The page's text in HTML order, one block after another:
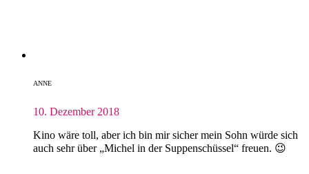
ANNE
10. Dezember 2018
Kino wäre toll, aber ich bin mir sicher mein Sohn würde sich
auch sehr über „Michel in der Suppenschüssel“ freuen. 😉